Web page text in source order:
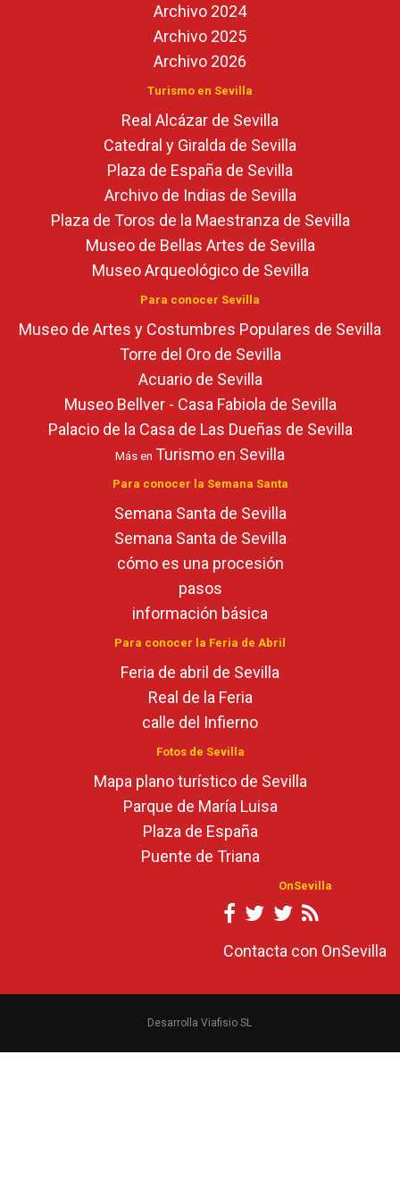
Archivo 2024
Archivo 2025
Archivo 2026
Turismo en Sevilla
Real Alcázar de Sevilla
Catedral y Giralda de Sevilla
Plaza de España de Sevilla
Archivo de Indias de Sevilla
Plaza de Toros de la Maestranza de Sevilla
Museo de Bellas Artes de Sevilla
Museo Arqueológico de Sevilla
Para conocer Sevilla
Museo de Artes y Costumbres Populares de Sevilla
Torre del Oro de Sevilla
Acuario de Sevilla
Museo Bellver - Casa Fabiola de Sevilla
Palacio de la Casa de Las Dueñas de Sevilla
Más en Turismo en Sevilla
Para conocer la Semana Santa
Semana Santa de Sevilla
Semana Santa de Sevilla
cómo es una procesión
pasos
información básica
Para conocer la Feria de Abril
Feria de abril de Sevilla
Real de la Feria
calle del Infierno
Fotos de Sevilla
Mapa plano turístico de Sevilla
Parque de María Luisa
Plaza de España
Puente de Triana
OnSevilla
Contacta con OnSevilla
Desarrolla Viafisio SL